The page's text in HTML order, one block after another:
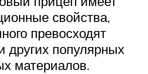
свойства,
превосходят
других популярных
материалов.